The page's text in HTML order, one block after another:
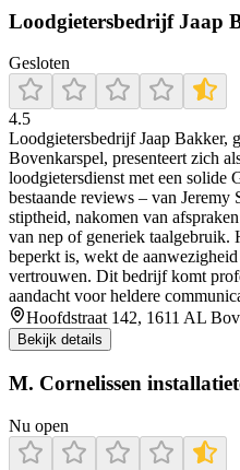
Loodgietersbedrijf Jaap
Gesloten
4.5
Loodgietersbedrijf Jaap Bakker,
Bovenkarspel, presenteert zich
loodgietersdienst met een solide
bestaande reviews – van
stiptheid, nakomen van
van nep of generiek
beperkt is, wekt de
vertrouwen. Dit bedrijf komt
aandacht voor heldere
Hoofdstraat 142, 1611 AL
Bekijk details
M. Cornelissen
Nu open